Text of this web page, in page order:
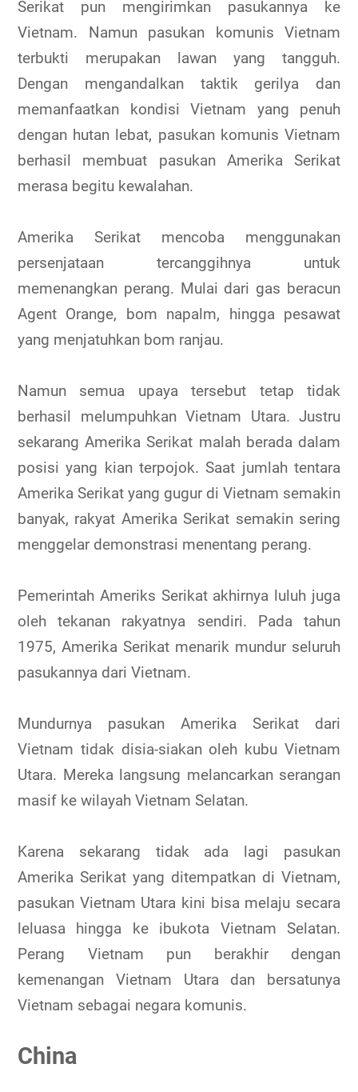
Serikat pun mengirimkan pasukannya ke
Vietnam. Namun pasukan komunis Vietnam
terbukti merupakan lawan yang tangguh.
Dengan mengandalkan taktik gerilya dan
memanfaatkan kondisi Vietnam yang penuh
dengan hutan lebat, pasukan komunis Vietnam
berhasil membuat pasukan Amerika Serikat
merasa begitu kewalahan.
Amerika Serikat mencoba menggunakan
persenjataan tercanggihnya untuk
memenangkan perang. Mulai dari gas beracun
Agent Orange, bom napalm, hingga pesawat
yang menjatuhkan bom ranjau.
Namun semua upaya tersebut tetap tidak
berhasil melumpuhkan Vietnam Utara. Justru
sekarang Amerika Serikat malah berada dalam
posisi yang kian terpojok. Saat jumlah tentara
Amerika Serikat yang gugur di Vietnam semakin
banyak, rakyat Amerika Serikat semakin sering
menggelar demonstrasi menentang perang.
Pemerintah Ameriks Serikat akhirnya luluh juga
oleh tekanan rakyatnya sendiri. Pada tahun
1975, Amerika Serikat menarik mundur seluruh
pasukannya dari Vietnam.
Mundurnya pasukan Amerika Serikat dari
Vietnam tidak disia-siakan oleh kubu Vietnam
Utara. Mereka langsung melancarkan serangan
masif ke wilayah Vietnam Selatan.
Karena sekarang tidak ada lagi pasukan
Amerika Serikat yang ditempatkan di Vietnam,
pasukan Vietnam Utara kini bisa melaju secara
leluasa hingga ke ibukota Vietnam Selatan.
Perang Vietnam pun berakhir dengan
kemenangan Vietnam Utara dan bersatunya
Vietnam sebagai negara komunis.
China